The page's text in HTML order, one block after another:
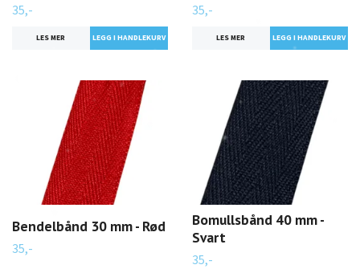
35,-
LES MER
35,-
LES MER
Bendelbånd 30 mm - Rød
35,-
Bomullsbånd 40 mm -
Svart
35,-